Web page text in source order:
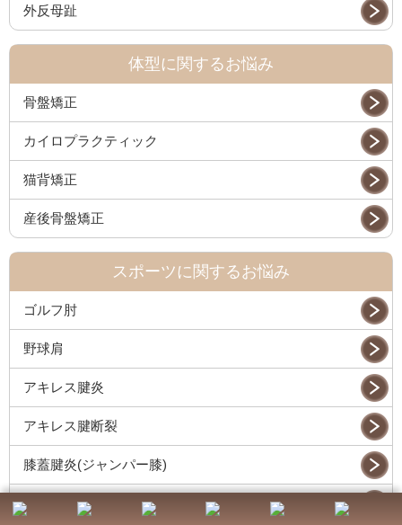
外反母趾
体型に関するお悩み
骨盤矯正
カイロプラクティック
猫背矯正
産後骨盤矯正
スポーツに関するお悩み
ゴルフ肘
野球肩
アキレス腱炎
アキレス腱断裂
膝蓋腱炎(ジャンパー膝)
足首の捻挫